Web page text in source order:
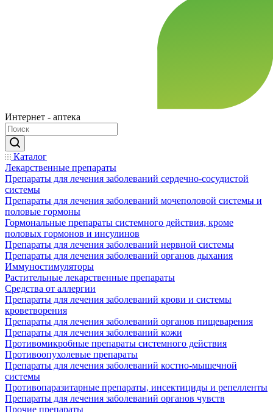
Интернет - аптека
Каталог
Лекарственные препараты
Препараты для лечения заболеваний сердечно-сосудистой
системы
Препараты для лечения заболеваний мочеполовой системы и
половые гормоны
Гормональные препараты системного действия, кроме
половых гормонов и инсулинов
Препараты для лечения заболеваний нервной системы
Препараты для лечения заболеваний органов дыхания
Иммуностимуляторы
Растительные лекарственные препараты
Средства от аллергии
Препараты для лечения заболеваний крови и системы
кроветворения
Препараты для лечения заболеваний органов пищеварения
Препараты для лечения заболеваний кожи
Противомикробные препараты системного действия
Противоопухолевые препараты
Препараты для лечения заболеваний костно-мышечной
системы
Противопаразитарные препараты, инсектициды и репелленты
Препараты для лечения заболеваний органов чувств
Прочие препараты